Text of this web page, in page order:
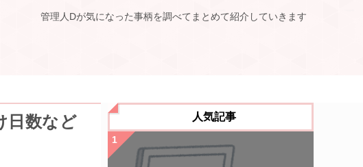
管理人Dが気になった事柄を調べてまとめて紹介していきます
日数など 人気記事